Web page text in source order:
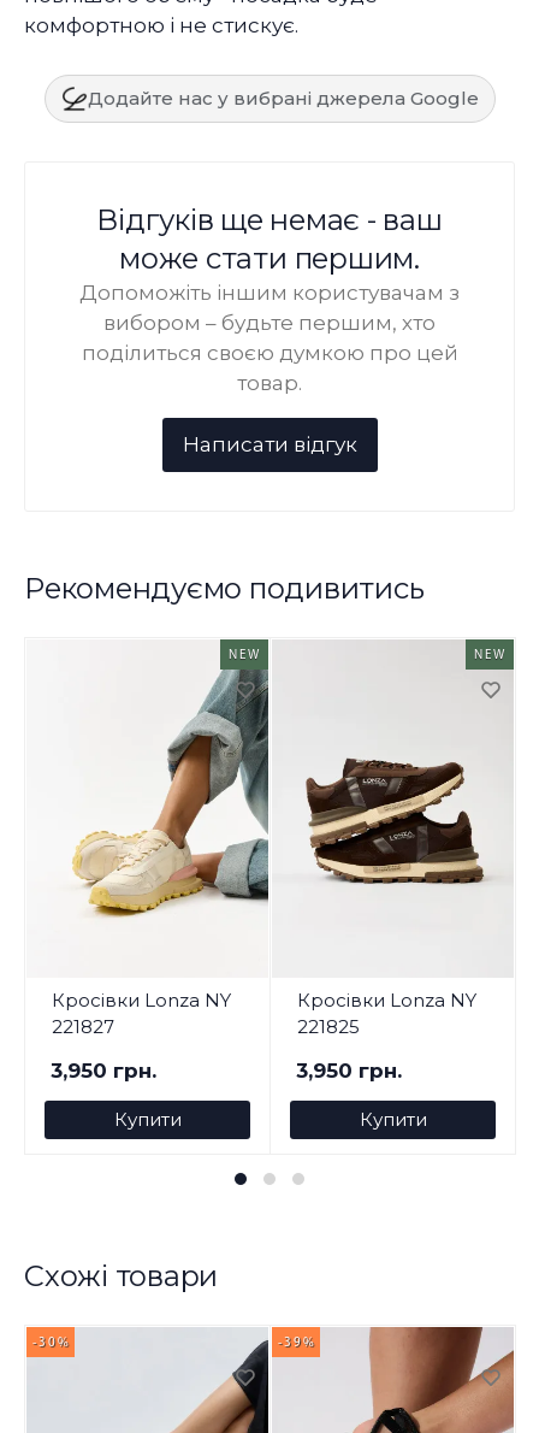
комфортною і не стискує.
Додайте нас у вибрані джерела Google
Відгуків ще немає - ваш
може стати першим.
Допоможіть іншим користувачам з
вибором – будьте першим, хто
поділиться своєю думкою про цей
товар.
Рекомендуємо подивитись
NEW
Кросівки Lonza NY
221827
3,950 грн.
Купити
NEW
Кросівки Lonza NY
221825
3,950 грн.
Купити
Схожі товари
-30% -39%